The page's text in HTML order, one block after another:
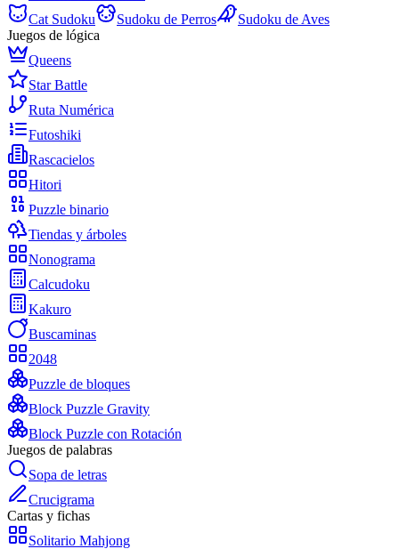
Cat Sudoku
Sudoku de Perros
Sudoku de Aves
Juegos de lógica
Queens
Star Battle
Ruta Numérica
Futoshiki
Rascacielos
Hitori
Puzzle binario
Tiendas y árboles
Nonograma
Calcudoku
Kakuro
Buscaminas
2048
Puzzle de bloques
Block Puzzle Gravity
Block Puzzle con Rotación
Juegos de palabras
Sopa de letras
Crucigrama
Cartas y fichas
Solitario Mahjong